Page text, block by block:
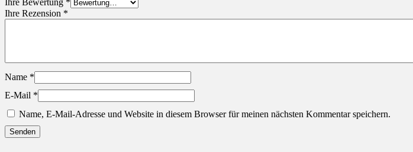
Ihre Bewertung *
Ihre Rezension *
Name *
E-Mail *
Name, E-Mail-Adresse und Website in diesem Browser für meinen nächsten Kommentar speichern.